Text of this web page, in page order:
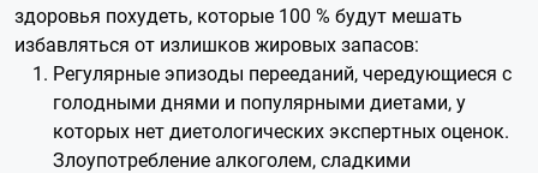
здоровья похудеть, которые 100 % будут мешать
избавляться от излишков жировых запасов:
Регулярные эпизоды перееданий, чередующиеся с
голодными днями и популярными диетами, у
которых нет диетологических экспертных оценок.
Злоупотребление алкоголем, сладкими